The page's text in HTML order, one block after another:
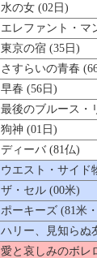
水の女 (02日)
エレファント・マ
東京の宿 (35日)
さすらいの青春
早春 (56日)
最後のブルース
狗神 (01日)
ディーバ (81仏)
ウエスト・サイド
ザ・セル (00米)
ポーキーズ (81米
ハリー、見知らぬ
愛と哀しみのボレ